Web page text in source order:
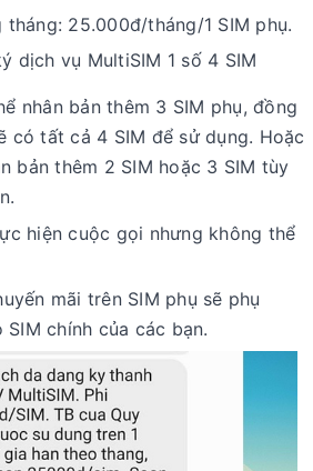
25.000đ/tháng/1 SIM phụ.
dịch vụ MultiSIM 1 số 4 SIM
nhân bản thêm 3 SIM phụ, đồng
có tất cả 4 SIM để sử dụng. Hoặc
bản thêm 2 SIM hoặc 3 SIM tùy
hiện cuộc gọi nhưng không thể
mãi trên SIM phụ sẽ phụ
chính của các bạn.